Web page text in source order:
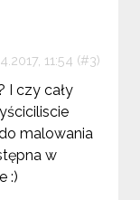
11:54
I czy cały
malowania
w
:)